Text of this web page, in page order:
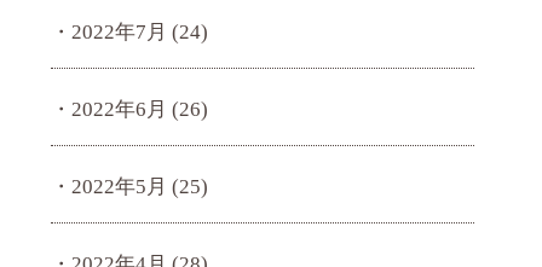
2022年7月 (24)
2022年6月 (26)
2022年5月 (25)